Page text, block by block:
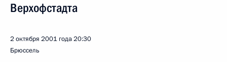
Верхофстадта
2 октября 2001 года20:30
Брюссель